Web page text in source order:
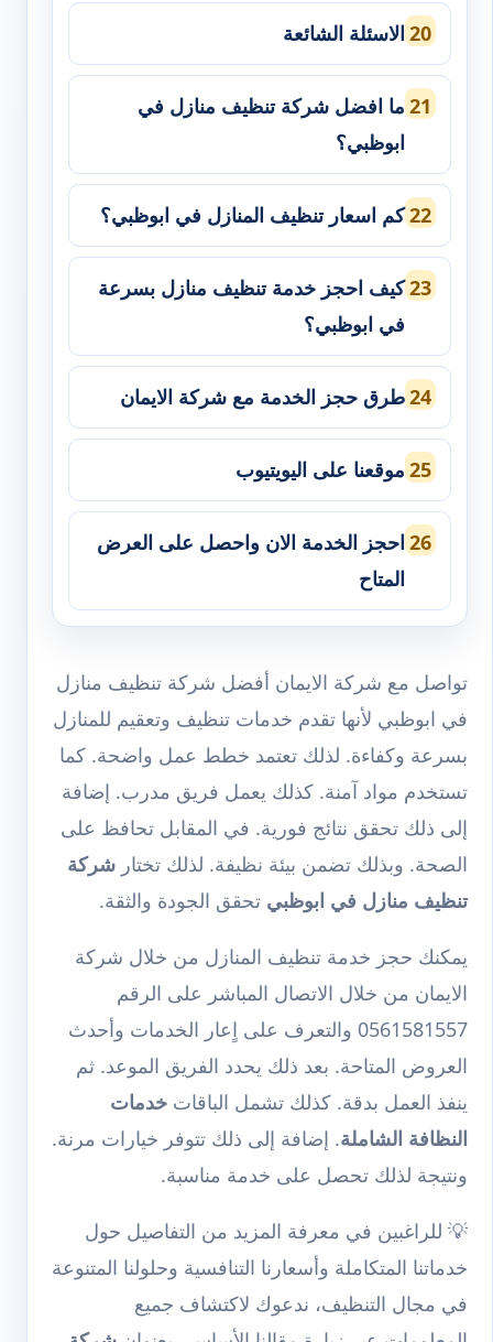
الاسئلة الشائعة
ما افضل شركة تنظيف منازل في
ابوظبي؟
كم اسعار تنظيف المنازل في ابوظبي؟
كيف احجز خدمة تنظيف منازل بسرعة
في ابوظبي؟
طرق حجز الخدمة مع شركة الايمان
موقعنا على اليويتيوب
احجز الخدمة الان واحصل على العرض
المتاح
تواصل مع شركة الايمان أفضل شركة تنظيف منازل
في ابوظبي لأنها تقدم خدمات تنظيف وتعقيم للمنازل
بسرعة وكفاءة. لذلك تعتمد خطط عمل واضحة. كما
تستخدم مواد آمنة. كذلك يعمل فريق مدرب. إضافة
إلى ذلك تحقق نتائج فورية. في المقابل تحافظ على
الصحة. وبذلك تضمن بيئة نظيفة. لذلك تختار شركة
تنظيف منازل في ابوظبي تحقق الجودة والثقة.
يمكنك حجز خدمة تنظيف المنازل من خلال شركة
الايمان من خلال الاتصال المباشر على الرقم
0561581557 والتعرف على اٍعار الخدمات وأحدث
العروض المتاحة. بعد ذلك يحدد الفريق الموعد. ثم
ينفذ العمل بدقة. كذلك تشمل الباقات خدمات
النظافة الشاملة. إضافة إلى ذلك تتوفر خيارات مرنة.
ونتيجة لذلك تحصل على خدمة مناسبة.
💡 للراغبين في معرفة المزيد من التفاصيل حول
خدماتنا المتكاملة وأسعارنا التنافسية وحلولنا المتنوعة
في مجال التنظيف، ندعوك لاكتشاف جميع